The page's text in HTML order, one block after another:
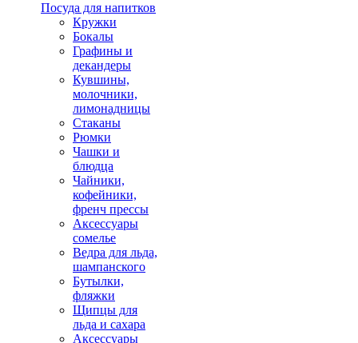
Посуда для напитков
Кружки
Бокалы
Графины и
декандеры
Кувшины,
молочники,
лимонадницы
Стаканы
Рюмки
Чашки и
блюдца
Чайники,
кофейники,
френч прессы
Аксессуары
сомелье
Ведра для льда,
шампанского
Бутылки,
фляжки
Щипцы для
льда и сахара
Аксессуары